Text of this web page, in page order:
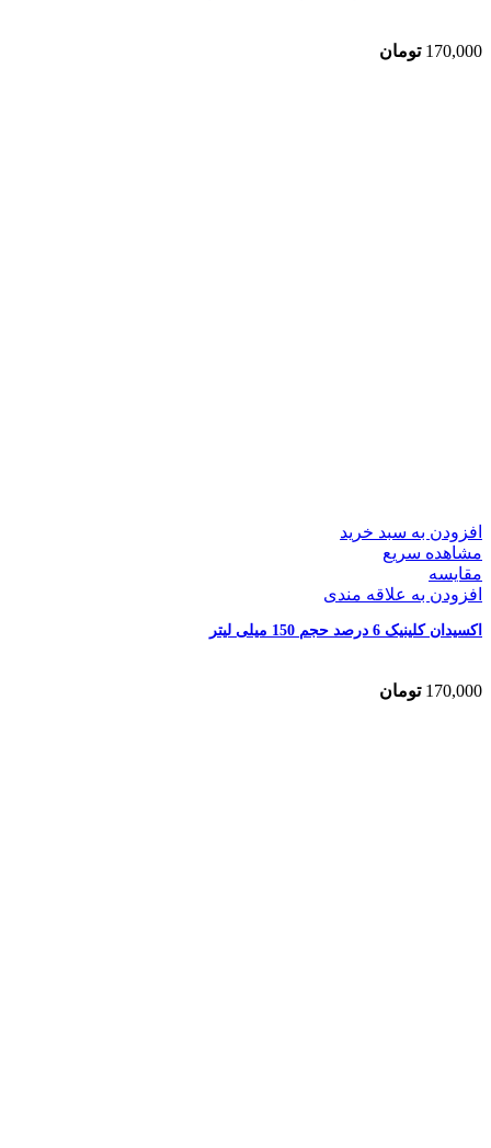
170,000 تومان
افزودن به سبد خرید
مشاهده سریع
مقایسه
افزودن به علاقه مندی
اکسیدان کلینیک 6 درصد حجم 150 میلی لیتر
170,000 تومان